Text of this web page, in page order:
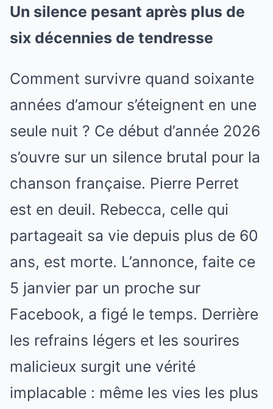
Un silence pesant après plus de
six décennies de tendresse
Comment survivre quand soixante
années d’amour s’éteignent en une
seule nuit ? Ce début d’année 2026
s’ouvre sur un silence brutal pour la
chanson française. Pierre Perret
est en deuil. Rebecca, celle qui
partageait sa vie depuis plus de 60
ans, est morte. L’annonce, faite ce
5 janvier par un proche sur
Facebook, a figé le temps. Derrière
les refrains légers et les sourires
malicieux surgit une vérité
implacable : même les vies les plus